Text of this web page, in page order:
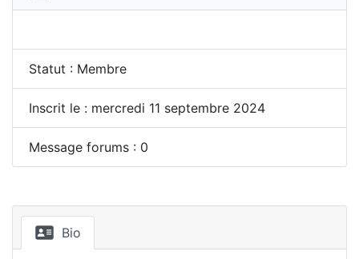
Statut : Membre
Inscrit le : mercredi 11 septembre 2024
Message forums : 0
Bio